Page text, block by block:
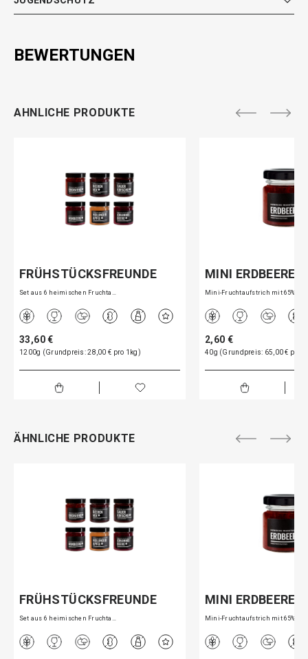
BEWERTUNGEN
AHNLICHE PRODUKTE
FRÜHSTÜCKSFREUNDE
Set aus 6 heimischen Fruchta…
33,60 €
1200g (Grundpreis: 28,00 € pro 1kg)
MINI ERDBEERE
Mini-Fruchtaufstrich mit 65%…
2,60 €
40g (Grundpreis: 65,00 € pro
ÄHNLICHE PRODUKTE
FRÜHSTÜCKSFREUNDE
Set aus 6 heimischen Fruchta…
MINI ERDBEERE
Mini-Fruchtaufstrich mit 65%…